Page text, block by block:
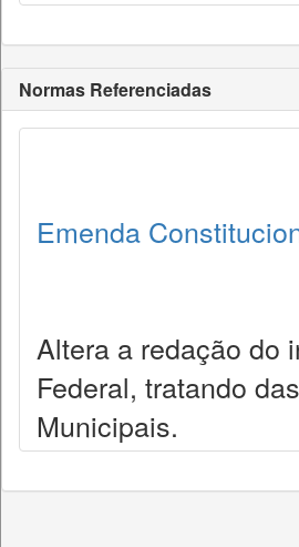
Normas Referenciadas
Emenda
Altera a redação do
Federal, tratando
Municipais.